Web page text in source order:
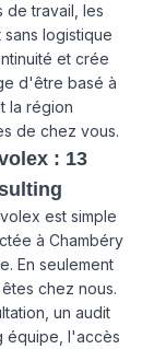
de travail, les
logistique
et crée
d'être basé à
la région
de chez vous.
: 13
est simple
à Chambéry
En seulement
chez nous.
un audit
équipe, l'accès